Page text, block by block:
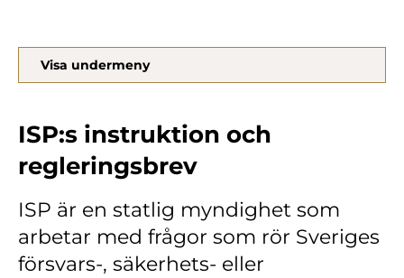
Regelverk
Utländska direktinvesteringar
Kemvapen-konventionen
Kontakt
Visa undermeny
ISP:s instruktion och
regleringsbrev
ISP är en statlig myndighet som
arbetar med frågor som rör Sveriges
försvars-, säkerhets- eller